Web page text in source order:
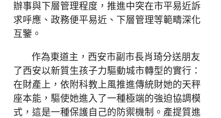
辦事與下層管理程度，推進中突在市平易近訴
求呼應、政務便平易近、下層管理等範疇深化
互鑒。
作為東道主，西安市副市長肖琦分送朋友
了西安以新質生孩子力驅動城市轉型的實行：
在財產上，依附科教上風推進傳統財她的天秤
座本能，驅使她進入了一種極端的強迫協調模
式，這是一種保護自己的防禦機制。產提質進